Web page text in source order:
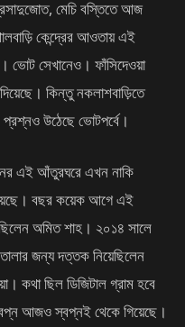
মেচি বস্তিতে আজ
কেন্দ্রের আওতায় এই
ভোট সেখানেও। ফাঁসিদেওয়া
কিন্তু নকলাশবাড়িতে
উঠেছে ভোটপর্বে।
এই আঁতুরঘরে এখন নাকি
বছর কয়েক আগে এই
অমিত শাহ। ২০১৪ সালে
তোলার জন্য দত্তক নিয়েছিলেন
কথা ছিল ডিজিটাল গ্রাম হবে
আজও স্বপ্নই থেকে গিয়েছে।